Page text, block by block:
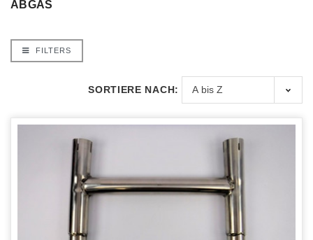
ABGAS
FILTERS
SORTIERE NACH: